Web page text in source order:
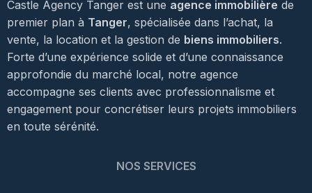
Castle Agency Tanger est une agence immobilière de
premier plan à Tanger, spécialisée dans l’achat, la
vente, la location et la gestion de biens immobiliers.
Forte d’une expérience solide et d’une connaissance
approfondie du marché local, notre agence
accompagne ses clients avec professionnalisme et
engagement pour concrétiser leurs projets immobiliers
en toute sérénité.
NOS SERVICES